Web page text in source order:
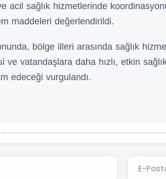
acil sağlık hizmetlerinde
maddeleri değerlendirildi.
bölge illeri arasında sağlık
ve vatandaşlara daha hızlı, etkin
edeceği vurgulandı.
E-